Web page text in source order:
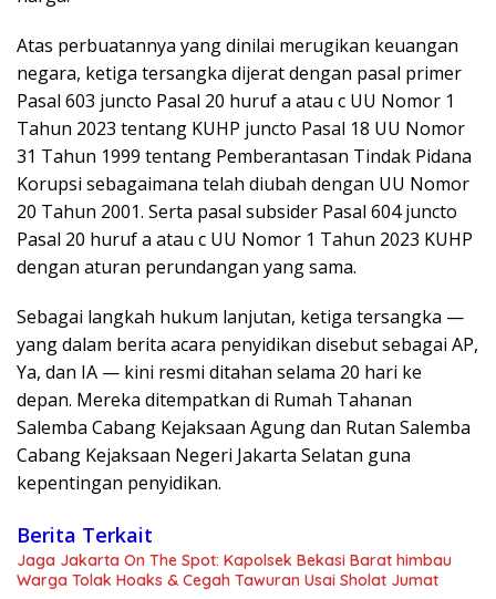
Atas perbuatannya yang dinilai merugikan keuangan
negara, ketiga tersangka dijerat dengan pasal primer
Pasal 603 juncto Pasal 20 huruf a atau c UU Nomor 1
Tahun 2023 tentang KUHP juncto Pasal 18 UU Nomor
31 Tahun 1999 tentang Pemberantasan Tindak Pidana
Korupsi sebagaimana telah diubah dengan UU Nomor
20 Tahun 2001. Serta pasal subsider Pasal 604 juncto
Pasal 20 huruf a atau c UU Nomor 1 Tahun 2023 KUHP
dengan aturan perundangan yang sama.
Sebagai langkah hukum lanjutan, ketiga tersangka —
yang dalam berita acara penyidikan disebut sebagai AP,
Ya, dan IA — kini resmi ditahan selama 20 hari ke
depan. Mereka ditempatkan di Rumah Tahanan
Salemba Cabang Kejaksaan Agung dan Rutan Salemba
Cabang Kejaksaan Negeri Jakarta Selatan guna
kepentingan penyidikan.
Berita Terkait
Jaga Jakarta On The Spot: Kapolsek Bekasi Barat himbau
Warga Tolak Hoaks & Cegah Tawuran Usai Sholat Jumat